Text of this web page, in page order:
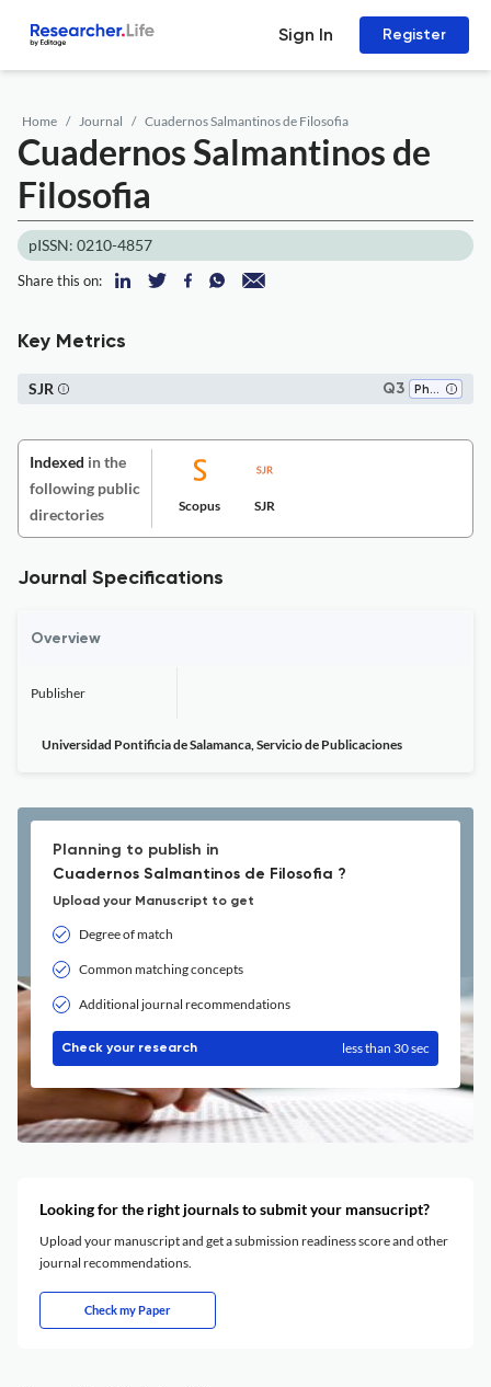
Sign In Register
Home Journal Cuadernos Salmantinos de Filosofia
Cuadernos Salmantinos de
Filosofia
pISSN: 0210-4857
Share this on:
Key Metrics
Q3 Philosophy
SJR
Indexed in the
following public
directories
Scopus SJR
Journal Specifications
Overview
Publisher
Universidad Pontificia de Salamanca, Servicio de Publicaciones
Planning to publish in
Cuadernos Salmantinos de Filosofia ?
Upload your Manuscript to get
Degree of match
Common matching concepts
Additional journal recommendations
Check your research less than 30 sec
Looking for the right journals to submit your mansucript?
Upload your manuscript and get a submission readiness score and other
journal recommendations.
Check my Paper